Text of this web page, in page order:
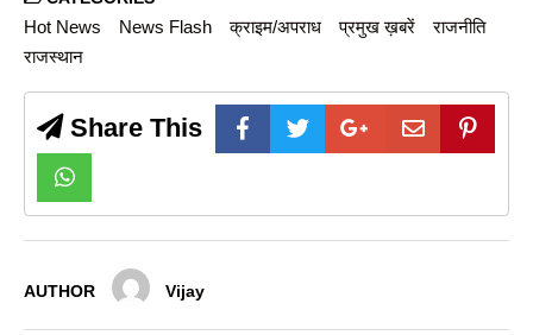
Hot News News Flash क्राइम/अपराध प्रमुख ख़बरें
राजनीति
राजस्थान
Share This
AUTHOR Vijay